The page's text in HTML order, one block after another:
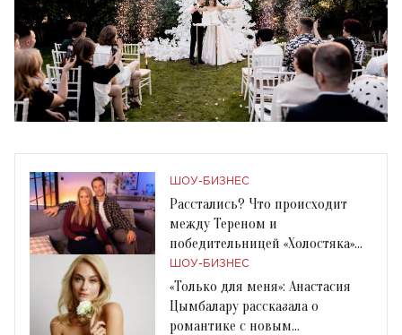
ШОУ-БИЗНЕС
Расстались? Что происходит
между Тереном и
победительницей «Холостяка»
Инной Белень
ШОУ-БИЗНЕС
«Только для меня»: Анастасия
Цымбалару рассказала о
романтике с новым